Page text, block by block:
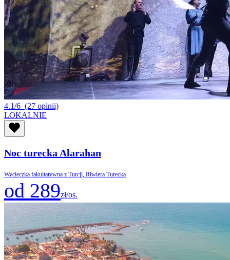
4.1/6 (27 opinii)
LOKALNIE
Noc turecka Alarahan
Wycieczka fakultatywna z Turcji, Riwiera Turecka
od 289zł/os.